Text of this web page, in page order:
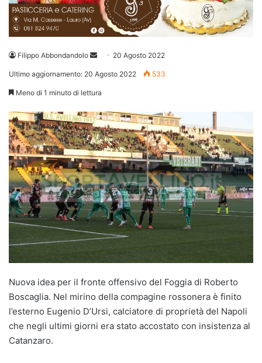
Filippo Abbondandolo
Invia 20 Agosto 2022
Ultimo aggiornamento: 20 Agosto 2022 533
Meno di 1 minuto di lettura
Nuova idea per il fronte offensivo del Foggia di Roberto
Boscaglia. Nel mirino della compagine rossonera è finito
l’esterno Eugenio D’Ursi, calciatore di proprietà del Napoli
che negli ultimi giorni era stato accostato con insistenza al
Catanzaro.